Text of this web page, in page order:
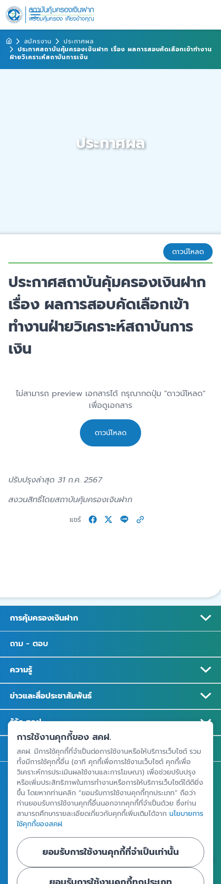
สมัครงาน
ประกาศผล
ประกาศสถาบันคุ้มครองเงินฝาก เรื่อง ผลการสอบคัดเลือกเข้าทำงาน
ฝ่ายวิเคราะห์สถาบันการเงิน
ประกาศผล
ดาวน์โหลด
ประกาศสถาบันคุ้มครองเงินฝาก
เรื่อง ผลการสอบคัดเลือกเข้า
ทำงานฝ่ายวิเคราะห์สถาบันการ
เงิน
ไม่สามารถ preview เอกสารได้ กรุณากดปุ่ม "ดาวน์โหลด"
เพื่อดูเอกสาร
ดาวน์โหลด
ปรับปรุงล่าสุด 31 ก.ค. 2567
สงวนสิทธิ์โดยสถาบันคุ้มครองเงินฝาก
แชร์
การคุ้มครองเงินฝาก
ถาม - ตอบ
ความรู้
ข่าวและสื่อประชาสัมพันธ์
รู้จัก สคฝ.
ติดต่อ สคฝ.
สถาบันคุ้มครองเงินฝาก
อาคารเอสเจ อินฟินิท วัน บิสซิเนสคอมเพล็กซ์ ชั้น 25 - 27 เลขที่ 349
ถนนวิภาวดีรังสิต แขวงจอมพล เขตจตุจักร กรุงเทพฯ 10900
ศูนย์ข้อมูลคุ้มครองเงินฝาก
การใช้งานคุกกี้ของ สคฝ.
สคฝ. มีการใช้คุกกี้ที่จำเป็นต่อการใช้งานหรือให้บริการเว็บไซต์ รวม
ทั้งมีการใช้คุกกี้อื่น (อาทิ คุกกี้เพื่อการใช้งานเว็บไซต์ คุกกี้เพื่อ
วิเคราะห์การประเมินผลใช้งานและการโฆษณา) เพื่อช่วยปรับปรุง
หรือเพิ่มประสิทธิภาพในการทำงานหรือการให้บริการเว็บไซต์ได้ดียิ่ง
ขึ้น โดยหากท่านคลิก “ยอมรับการใช้งานคุกกี้ทุกประเภท” ถือว่า
ท่านยอมรับการใช้งานคุกกี้อื่นนอกจากคุกกี้ที่จำเป็นด้วย ซึ่งท่าน
สามารถศึกษารายละเอียดเกี่ยวกับคุกกี้เพิ่มเติมได้จาก นโยบายการ
ใช้คุกกี้ของสคฝ.
ยอมรับการใช้งานคุกกี้ที่จำเป็นเท่านั้น